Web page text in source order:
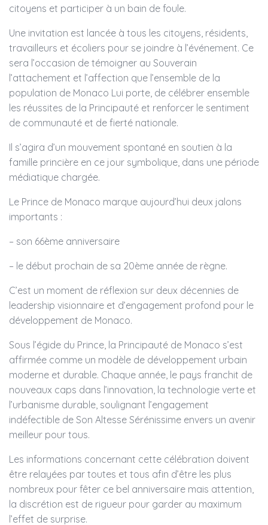
citoyens et participer à un bain de foule.
Une invitation est lancée à tous les citoyens, résidents,
travailleurs et écoliers pour se joindre à l’événement. Ce
sera l’occasion de témoigner au Souverain
l’attachement et l’affection que l’ensemble de la
population de Monaco Lui porte, de célébrer ensemble
les réussites de la Principauté et renforcer le sentiment
de communauté et de fierté nationale.
Il s’agira d’un mouvement spontané en soutien à la
famille princière en ce jour symbolique, dans une période
médiatique chargée.
Le Prince de Monaco marque aujourd’hui deux jalons
importants :
– son 66ème anniversaire
– le début prochain de sa 20ème année de règne.
C’est un moment de réflexion sur deux décennies de
leadership visionnaire et d’engagement profond pour le
développement de Monaco.
Sous l’égide du Prince, la Principauté de Monaco s’est
affirmée comme un modèle de développement urbain
moderne et durable. Chaque année, le pays franchit de
nouveaux caps dans l’innovation, la technologie verte et
l’urbanisme durable, soulignant l’engagement
indéfectible de Son Altesse Sérénissime envers un avenir
meilleur pour tous.
Les informations concernant cette célébration doivent
être relayées par toutes et tous afin d’être les plus
nombreux pour fêter ce bel anniversaire mais attention,
la discrétion est de rigueur pour garder au maximum
l’effet de surprise.